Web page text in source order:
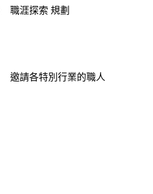
職涯探索 規劃
邀請各特別行業的職人